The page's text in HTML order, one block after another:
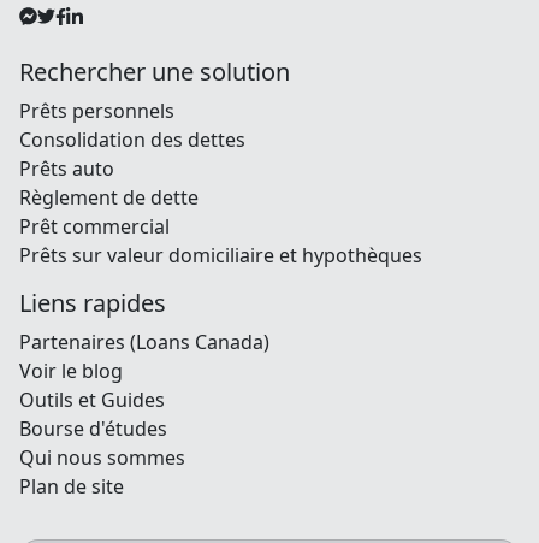
Rechercher une solution
Prêts personnels
Consolidation des dettes
Prêts auto
Règlement de dette
Prêt commercial
Prêts sur valeur domiciliaire et hypothèques
Liens rapides
Partenaires (Loans Canada)
Voir le blog
Outils et Guides
Bourse d'études
Qui nous sommes
Plan de site